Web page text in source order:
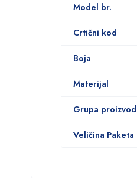
Model br.
Crtični kod
Boja
Materijal
Grupa
Veličina Paketa